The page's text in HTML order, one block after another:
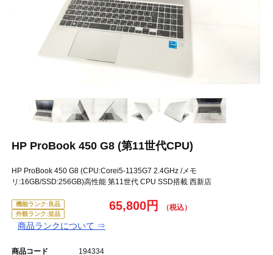
HP ProBook 450 G8 (第11世代CPU)
HP ProBook 450 G8 (CPU:Corei5-1135G7 2.4GHz /メモ
リ:16GB/SSD:256GB)高性能 第11世代 CPU SSD搭載 西新店
機能ランク:良品
外観ランク:並品
商品ランクについて ⇒
65,800円
商品コード 194334